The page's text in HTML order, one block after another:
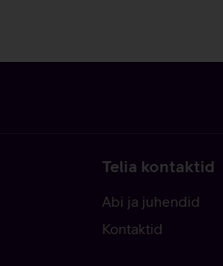
Telia kontaktid
Abi ja juhendid
Kontaktid